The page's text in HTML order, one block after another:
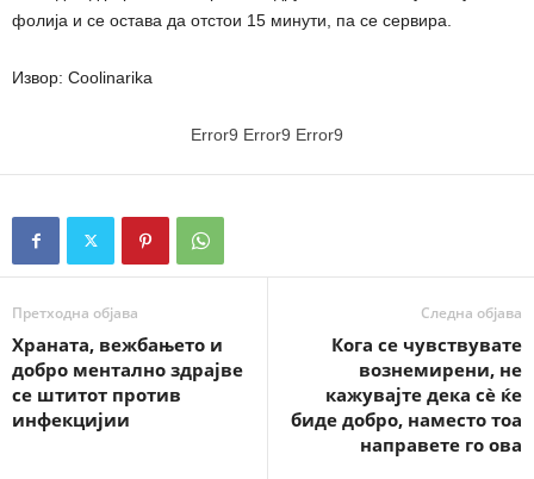
фолија и се остава да отстои 15 минути, па се сервира.
Извор: Coolinarika
Error9 Error9 Error9
Претходна објава
Храната, вежбањето и
добро ментално здрајве
се штитот против
инфекцијии
Следна објава
Кога се чувствувате
вознемирени, не
кажувајте дека сè ќе
биде добро, наместо тоа
направете го ова